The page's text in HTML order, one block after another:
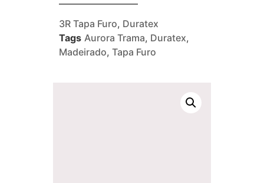
3R Tapa Furo, Duratex
Tags Aurora Trama, Duratex,
Madeirado, Tapa Furo